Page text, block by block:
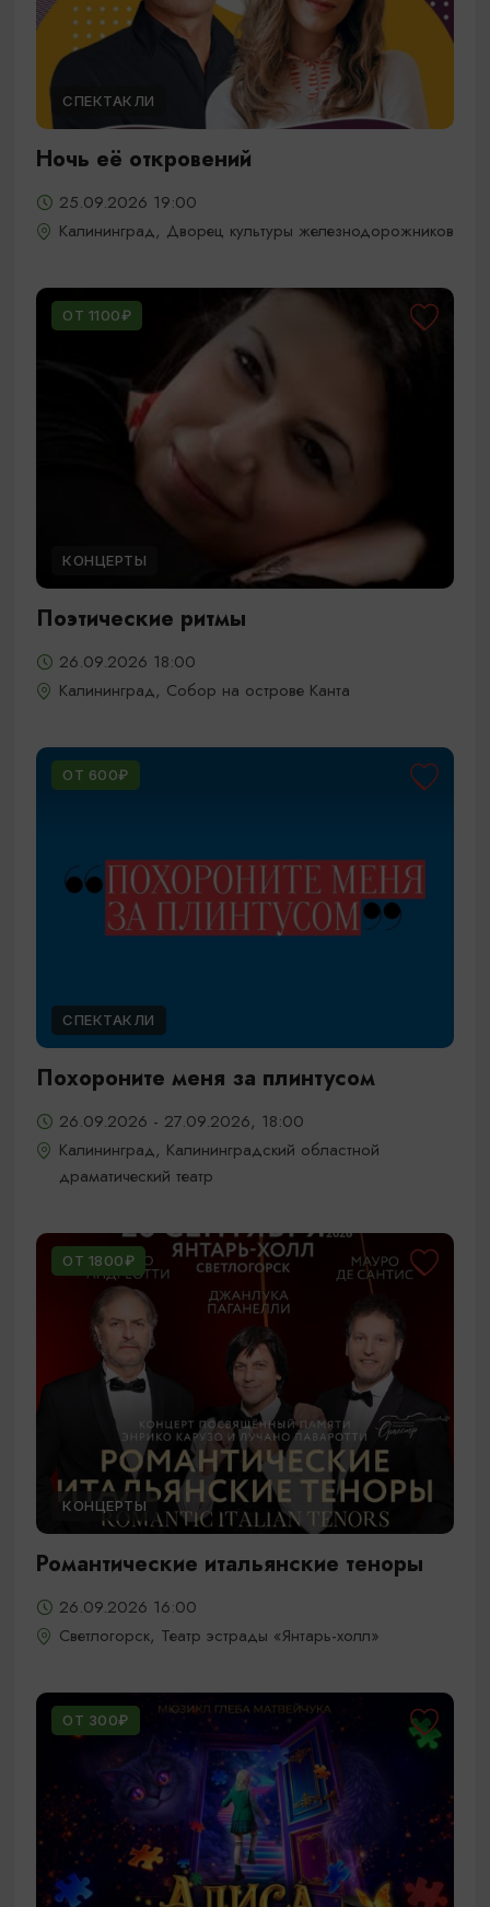
СПЕКТАКЛИ
Ночь её откровений
25.09.2026 19:00
Калининград, Дворец культуры железнодорожников
ОТ 1100₽
КОНЦЕРТЫ
Поэтические ритмы
26.09.2026 18:00
Калининград, Собор на острове Канта
ОТ 600₽
СПЕКТАКЛИ
Похороните меня за плинтусом
26.09.2026 - 27.09.2026, 18:00
Калининград, Калининградский областной
драматический театр
ОТ 1800₽
КОНЦЕРТЫ
Романтические итальянские теноры
26.09.2026 16:00
Светлогорск, Театр эстрады «Янтарь-холл»
ОТ 300₽